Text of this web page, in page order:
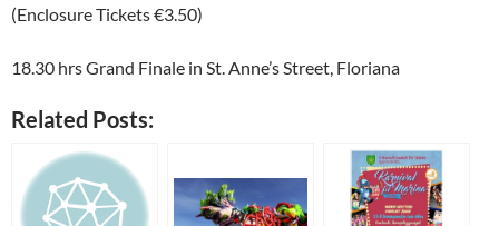
(Enclosure Tickets €3.50)
18.30 hrs Grand Finale in St. Anne’s Street, Floriana
Related Posts: